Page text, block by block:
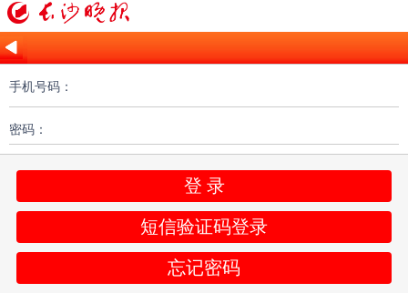
手机号码：
密码：
登 录
短信验证码登录
忘记密码